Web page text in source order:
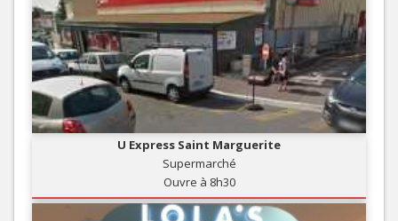
U Express Saint Marguerite
Supermarché
Ouvre à 8h30